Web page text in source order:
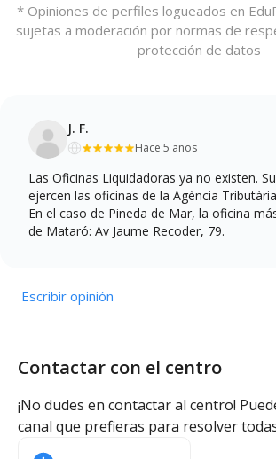
* Opiniones de perfiles logueados en
sujetas a moderación por normas de
protección de datos
J. F.
Hace 5 años
Las Oficinas Liquidadoras ya no existen.
ejercen las oficinas de la Agència
En el caso de Pineda de Mar, la oficina
de Mataró: Av Jaume Recoder, 79.
Escribir opinión
Contactar con el centro
¡No dudes en contactar al centro!
canal que prefieras para resolver